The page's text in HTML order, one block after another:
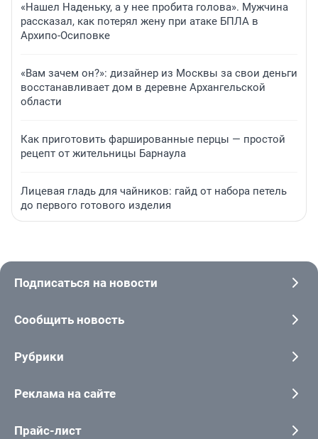
«Нашел Наденьку, а у нее пробита голова». Мужчина
рассказал, как потерял жену при атаке БПЛА в
Архипо-Осиповке
«Вам зачем он?»: дизайнер из Москвы за свои деньги
восстанавливает дом в деревне Архангельской
области
Как приготовить фаршированные перцы — простой
рецепт от жительницы Барнаула
Лицевая гладь для чайников: гайд от набора петель
до первого готового изделия
Подписаться на новости
Сообщить новость
Рубрики
Реклама на сайте
Прайс-лист